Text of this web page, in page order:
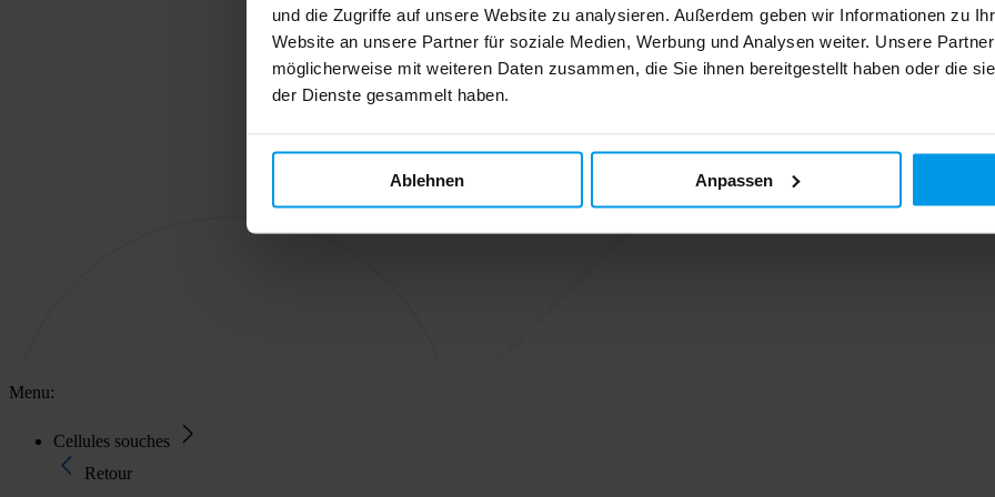
und die Zugriffe auf unsere Website zu analysieren. Außerdem geben wir Informationen zu
Website an unsere Partner für soziale Medien, Werbung und Analysen weiter. Unsere
möglicherweise mit weiteren Daten zusammen, die Sie ihnen bereitgestellt haben oder die
der Dienste gesammelt haben.
Ablehnen Anpassen
Menu:
Cellules souches
Retour